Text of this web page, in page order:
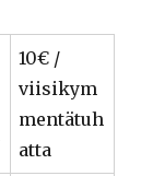
10€ /
viisikym
mentätuh
atta